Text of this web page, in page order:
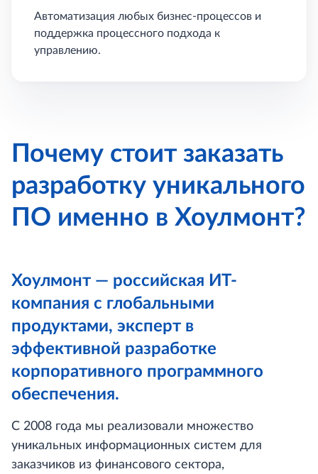
Автоматизация любых бизнес-процессов и
поддержка процессного подхода к
управлению.
Почему стоит заказать
разработку уникального
ПО именно в Хоулмонт?
Хоулмонт — российская ИТ-
компания с глобальными
продуктами, эксперт в
эффективной разработке
корпоративного программного
обеспечения.
С 2008 года мы реализовали множество
уникальных информационных систем для
заказчиков из финансового сектора,